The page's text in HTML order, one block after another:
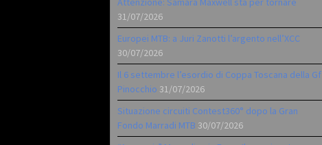
31/07/2026
Europei MTB: a Juri Zanotti l’argento nell’XCC
30/07/2026
Il 6 settembre l’esordio di Coppa Toscana della Gf
Pinocchio 31/07/2026
Situazione circuiti Contest360° dopo la Gran
Fondo Marradi MTB 30/07/2026